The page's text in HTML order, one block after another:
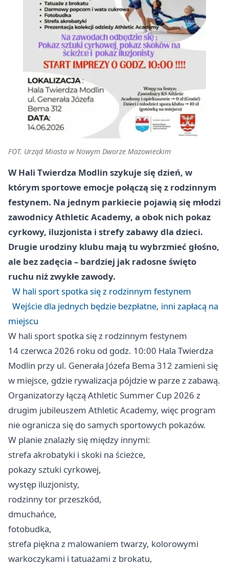
FOT. Urząd Miasta w Nowym Dworze Mazowieckim
W Hali Twierdza Modlin szykuje się dzień, w
którym sportowe emocje połączą się z rodzinnym
festynem. Na jednym parkiecie pojawią się młodzi
zawodnicy Athletic Academy, a obok nich pokaz
cyrkowy, iluzjonista i strefy zabawy dla dzieci.
Drugie urodziny klubu mają tu wybrzmieć głośno,
ale bez zadęcia – bardziej jak radosne święto
ruchu niż zwykłe zawody.
W hali sport spotka się z rodzinnym festynem
Wejście dla jednych będzie bezpłatne, inni zapłacą na
miejscu
W hali sport spotka się z rodzinnym festynem
14 czerwca 2026 roku od godz. 10:00 Hala Twierdza
Modlin przy ul. Generała Józefa Bema 312 zamieni się
w miejsce, gdzie rywalizacja pójdzie w parze z zabawą.
Organizatorzy łączą Athletic Summer Cup 2026 z
drugim jubileuszem Athletic Academy, więc program
nie ogranicza się do samych sportowych pokazów.
W planie znalazły się między innymi:
strefa akrobatyki i skoki na ścieżce,
pokazy sztuki cyrkowej,
występ iluzjonisty,
rodzinny tor przeszkód,
dmuchańce,
fotobudka,
strefa piękna z malowaniem twarzy, kolorowymi
warkoczykami i tatuażami z brokatu,